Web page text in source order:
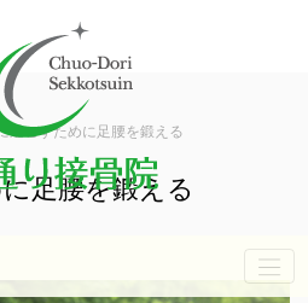
過ごすために足腰を鍛える
足腰を鍛える